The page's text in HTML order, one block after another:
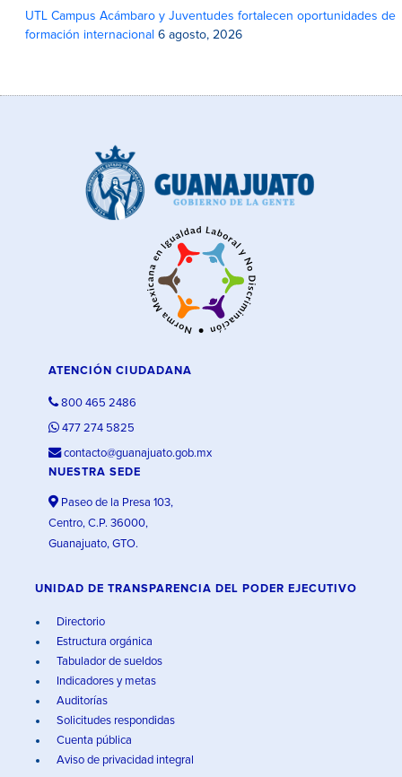
UTL Campus Acámbaro y Juventudes fortalecen oportunidades de
formación internacional 6 agosto, 2026
ATENCIÓN CIUDADANA
800 465 2486
477 274 5825
contacto@guanajuato.gob.mx
NUESTRA SEDE
Paseo de la Presa 103,
Centro, C.P. 36000,
Guanajuato, GTO.
UNIDAD DE TRANSPARENCIA DEL PODER EJECUTIVO
Directorio
Estructura orgánica
Tabulador de sueldos
Indicadores y metas
Auditorías
Solicitudes respondidas
Cuenta pública
Aviso de privacidad integral